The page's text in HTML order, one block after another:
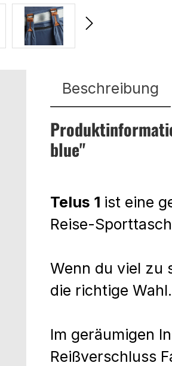
Beschreibung
blue"
Telus 1 ist eine
Reise-
Wenn du viel zu
die richtige Wahl.
Im geräumigen
Reißverschluss